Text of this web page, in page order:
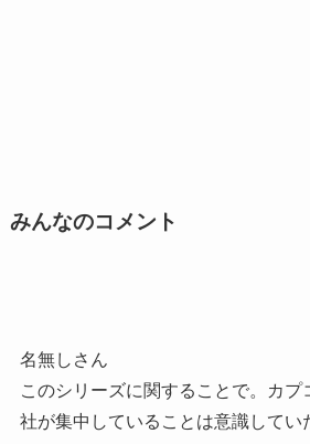
みんなのコメント
名無しさん
このシリーズに関することで。カプ
社が集中していることは意識してい